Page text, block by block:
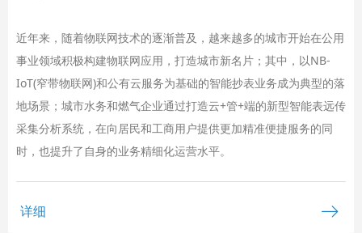
近年来，随着物联网技术的逐渐普及，越来越多的城市开始在公用
事业领域积极构建物联网应用，打造城市新名片；其中，以NB-
IoT(窄带物联网)和公有云服务为基础的智能抄表业务成为典型的落
地场景；城市水务和燃气企业通过打造云+管+端的新型智能表远传
采集分析系统，在向居民和工商用户提供更加精准便捷服务的同
时，也提升了自身的业务精细化运营水平。
详细 ꁹ